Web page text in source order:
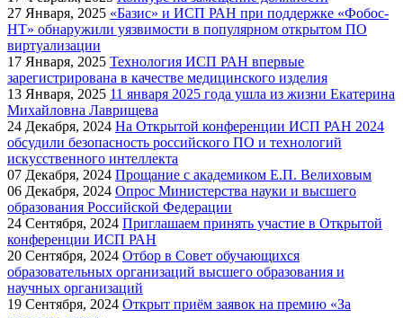
27 Января, 2025 «Базис» и ИСП РАН при поддержке «Фобос-
НТ» обнаружили уязвимости в популярном открытом ПО
виртуализации
17 Января, 2025 Технология ИСП РАН впервые
зарегистрирована в качестве медицинского изделия
13 Января, 2025 11 января 2025 года ушла из жизни Екатерина
Михайловна Лаврищева
24 Декабря, 2024 На Открытой конференции ИСП РАН 2024
обсудили безопасность российского ПО и технологий
искусственного интеллекта
07 Декабря, 2024 Прощание с академиком Е.П. Велиховым
06 Декабря, 2024 Опрос Министерства науки и высшего
образования Российской Федерации
24 Сентября, 2024 Приглашаем принять участие в Открытой
конференции ИСП РАН
20 Сентября, 2024 Отбор в Совет обучающихся
образовательных организаций высшего образования и
научных организаций
19 Сентября, 2024 Открыт приём заявок на премию «За